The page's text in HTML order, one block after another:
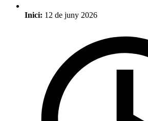
Inici: 12 de juny 2026